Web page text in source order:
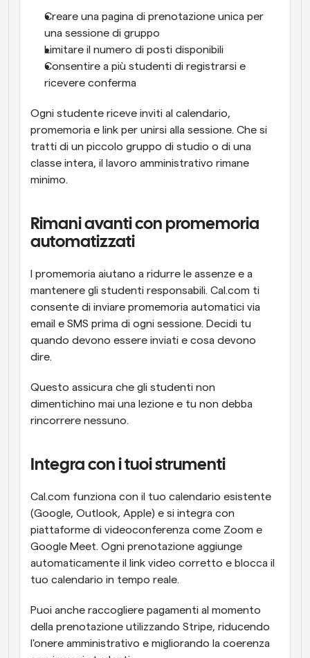
Creare una pagina di prenotazione unica per
una sessione di gruppo
Limitare il numero di posti disponibili
Consentire a più studenti di registrarsi e
ricevere conferma
Ogni studente riceve inviti al calendario,
promemoria e link per unirsi alla sessione. Che si
tratti di un piccolo gruppo di studio o di una
classe intera, il lavoro amministrativo rimane
minimo.
Rimani avanti con promemoria
automatizzati
I promemoria aiutano a ridurre le assenze e a
mantenere gli studenti responsabili. Cal.com ti
consente di inviare promemoria automatici via
email e SMS prima di ogni sessione. Decidi tu
quando devono essere inviati e cosa devono
dire.
Questo assicura che gli studenti non
dimentichino mai una lezione e tu non debba
rincorrere nessuno.
Integra con i tuoi strumenti
Cal.com funziona con il tuo calendario esistente
(Google, Outlook, Apple) e si integra con
piattaforme di videoconferenza come Zoom e
Google Meet. Ogni prenotazione aggiunge
automaticamente il link video corretto e blocca il
tuo calendario in tempo reale.
Puoi anche raccogliere pagamenti al momento
della prenotazione utilizzando Stripe, riducendo
l'onere amministrativo e migliorando la coerenza